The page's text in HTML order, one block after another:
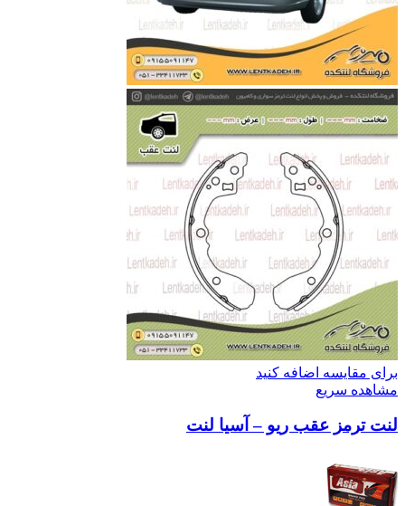
برای مقایسه اضافه کنید
مشاهده سریع
لنت ترمز عقب ریو – آسیا لنت